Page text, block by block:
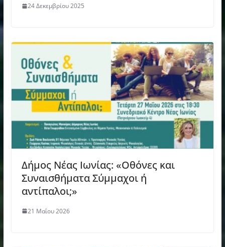
24 Δεκεμβρίου 2025
Δήμος Νέας Ιωνίας: «Οθόνες και
Συναισθήματα Σύμμαχοι ή
αντίπαλοι;»
21 Μαΐου 2026